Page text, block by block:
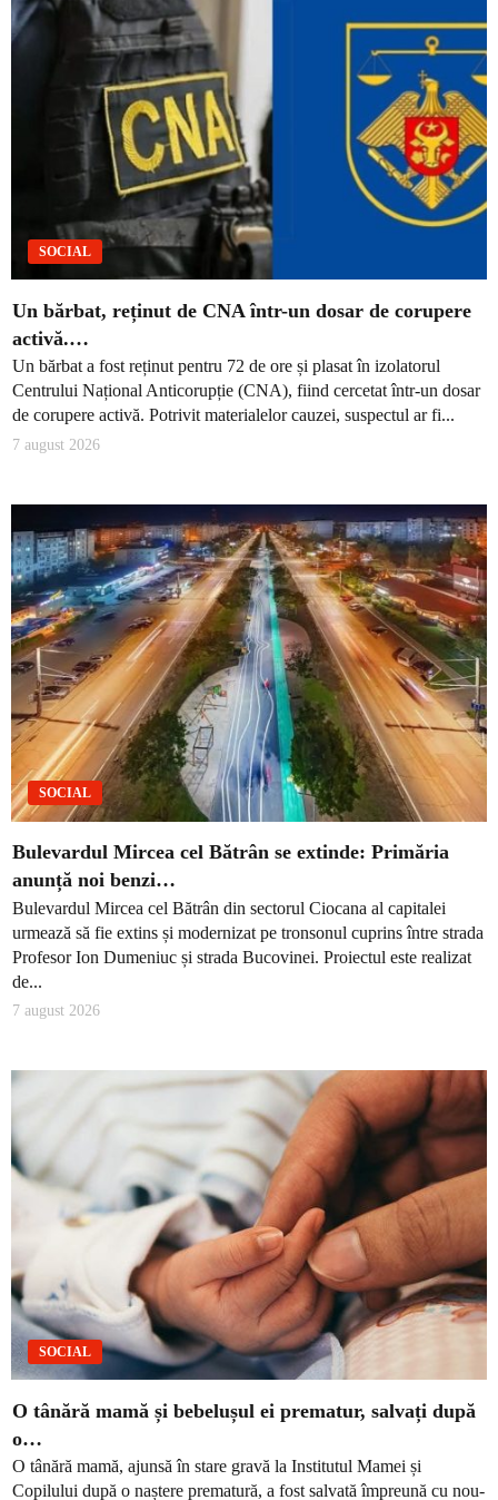
SOCIAL
Un bărbat, reținut de CNA într-un dosar de corupere
activă.…
Un bărbat a fost reținut pentru 72 de ore și plasat în izolatorul
Centrului Național Anticorupție (CNA), fiind cercetat într-un dosar
de corupere activă. Potrivit materialelor cauzei, suspectul ar fi...
7 august 2026
SOCIAL
Bulevardul Mircea cel Bătrân se extinde: Primăria
anunță noi benzi…
Bulevardul Mircea cel Bătrân din sectorul Ciocana al capitalei
urmează să fie extins și modernizat pe tronsonul cuprins între strada
Profesor Ion Dumeniuc și strada Bucovinei. Proiectul este realizat
de...
7 august 2026
SOCIAL
O tânără mamă și bebelușul ei prematur, salvați după
o…
O tânără mamă, ajunsă în stare gravă la Institutul Mamei și
Copilului după o naștere prematură, a fost salvată împreună cu nou-